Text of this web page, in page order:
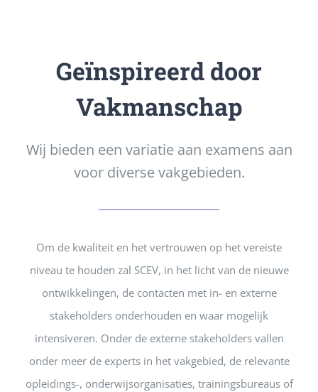
Geïnspireerd door
Vakmanschap
Wij bieden een variatie aan examens aan
voor diverse vakgebieden.
Om de kwaliteit en het vertrouwen op het vereiste
niveau te houden zal SCEV, in het licht van de nieuwe
ontwikkelingen, de contacten met in- en externe
stakeholders onderhouden en waar mogelijk
intensiveren. Onder de externe stakeholders vallen
onder meer de experts in het vakgebied, de relevante
opleidings-, onderwijsorganisaties, trainingsbureaus of